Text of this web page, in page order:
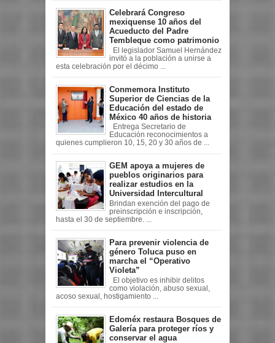
Celebrará Congreso
mexiquense 10 años del
Acueducto del Padre
Tembleque como patrimonio
El legislador Samuel Hernández
invitó a la población a unirse a
esta celebración por el décimo ...
Conmemora Instituto
Superior de Ciencias de la
Educación del estado de
México 40 años de historia
Entrega Secretario de
Educación reconocimientos a
quienes cumplieron 10, 15, 20 y 30 años de ...
GEM apoya a mujeres de
pueblos originarios para
realizar estudios en la
Universidad Intercultural
Brindan exención del pago de
preinscripción e inscripción,
hasta el 30 de septiembre. ...
Para prevenir violencia de
género Toluca puso en
marcha el “Operativo
Violeta”
El objetivo es inhibir delitos
como violación, abuso sexual,
acoso sexual, hostigamiento ...
Edoméx restaura Bosques de
Galería para proteger ríos y
conservar el agua